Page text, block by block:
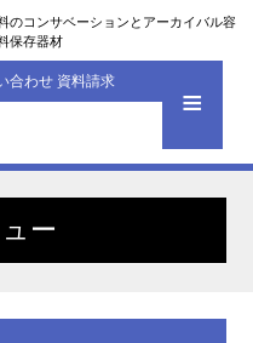
のコンサベーションとアーカイバル容
保存器材
合わせ 資料請求
ー